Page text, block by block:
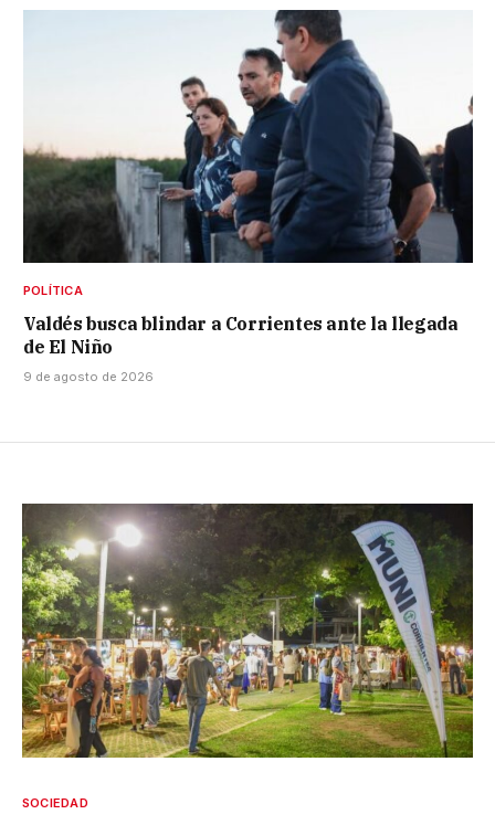
POLÍTICA
Valdés busca blindar a Corrientes ante la llegada
de El Niño
9 de agosto de 2026
SOCIEDAD